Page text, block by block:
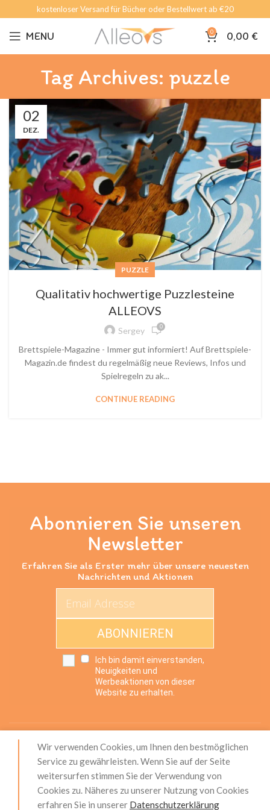
kostenloser Versand für Bücher oder Bestellwert ab €20
MENU 0 0,00 €
Tag Archives: puzzle
02
DEZ.
PUZZLE
Qualitativ hochwertige Puzzlesteine
ALLEOVS
Sergey 0
Brettspiele-Magazine - Immer gut informiert! Auf Brettspiele-
Magazin.de findest du regelmäßig neue Reviews, Infos und
Spielregeln zu ak...
CONTINUE READING
Abonnieren Sie unseren
Newsletter
Erfahren Sie als Erster mehr über unsere neuesten
Nachrichten und Aktionen
ABONNIEREN
Ich bin damit einverstanden,
Neuigkeiten und
Werbeaktionen von dieser
Website zu erhalten.
Impressum|Produktsicherheit (GPSR)|AGB|
Widerrufsrecht|Zahlung und Versand|
Datenschutzerklärung|Über Uns|Unser Service
Kontakt|Blog
Wir verwenden Cookies, um Ihnen den bestmöglichen
Service zu gewährleisten. Wenn Sie auf der Seite
weitersurfen stimmen Sie der Verwendung von
Cookies zu. Näheres zu unserer Nutzung von Cookies
erfahren Sie in unserer Datenschutzerklärung